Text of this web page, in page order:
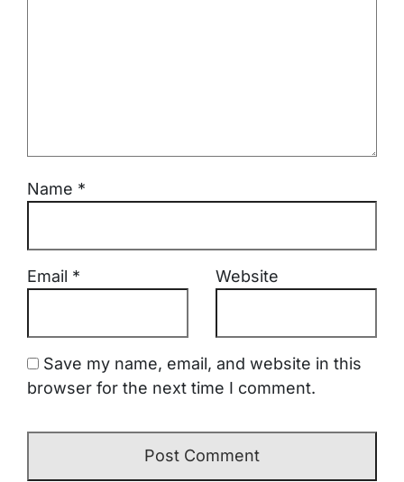
Name *
Email * Website
Save my name, email, and website in this
browser for the next time I comment.